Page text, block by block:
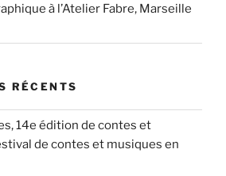
à l’Atelier Fabre, Marseille
RÉCENTS
14e édition de contes et
de contes et musiques en